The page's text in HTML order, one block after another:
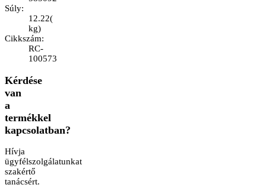
Súly:
12.22(
kg)
Cikkszám:
RC-
100573
Kérdése
van
a
termékkel
kapcsolatban?
Hívja
ügyfélszolgálatunkat
szakértő
tanácsért.